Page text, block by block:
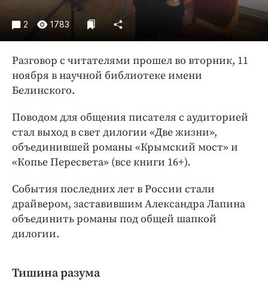
Издания
Медиаперсона
Клиника года
Бренд года
2 1783
Разговор с читателями прошел во вторник, 11
ноября в научной библиотеке имени
Белинского.
Поводом для общения писателя с аудиторией
стал выход в свет дилогии «Две жизни»,
объединившей романы «Крымский мост» и
«Копье Пересвета» (все книги 16+).
События последних лет в России стали
драйвером, заставившим Александра Лапина
объединить романы под общей шапкой
дилогии.
Тишина разума